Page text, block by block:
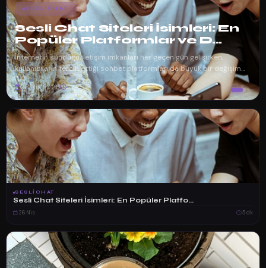
Sesli Chat Platformu: Dijital
Dünyada Gerçek Zamanlı
İlet...
İnternetin gelişimiyle birlikte iletişim alışkanlıklarımız da köklü bir
değişim geçirdi. Eskiden yalnızca yazılı mesajlaşma ile sınırlı olan
dijita...
26 Nis 2026 6 dk
SESLICHAT
Sesli Chat Siteleri İsimleri: En Popüler Platfo...
26 Nis 5 dk